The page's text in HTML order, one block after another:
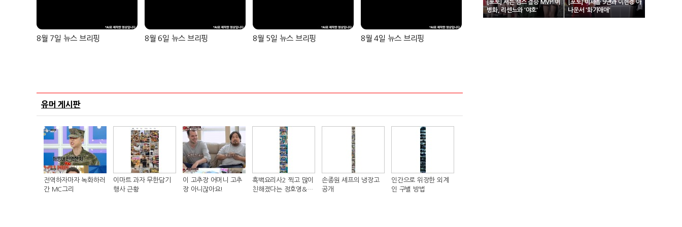
8월 7일 뉴스 브리핑 8월 6일 뉴스 브리핑 8월 5일 뉴스 브리핑 8월 4일 뉴스 브리핑
유머 게시판
전역하자마자 녹화하러
간 MC그리
이마트 과자 무한담기
행사 근황
이 고추장 어머니 고추
장 아니잖아요!
흑백요리사2 찍고 많이
친해졌다는 정호영&샘
손종원 셰프의 냉장고
공개
인간으로 위장한 외계
인 구별 방법
[포토] 서든 챔스 결승 MVP 이
병화, 리센느와 '야호'
[포토] 이세돌 9단과 이현경 아
나운서 '화기애애'